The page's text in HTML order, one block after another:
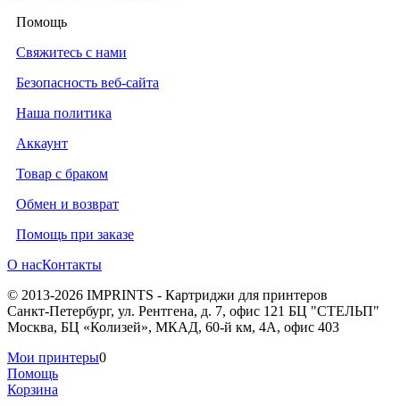
Помощь
Свяжитесь с нами
Безопасность веб-сайта
Наша политика
Аккаунт
Товар с браком
Обмен и возврат
Помощь при заказе
О насКонтакты
© 2013-2026 IMPRINTS - Картриджи для принтеров
Санкт-Петербург, ул. Рентгена, д. 7, офис 121 БЦ "СТЕЛЬП"
Москва, БЦ «Колизей», МКАД, 60-й км, 4А, офис 403
Мои принтеры0
Помощь
Корзина